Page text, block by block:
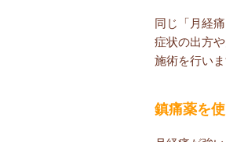
同じ「月経
症状の出方
施術を行いま
鎮痛薬を